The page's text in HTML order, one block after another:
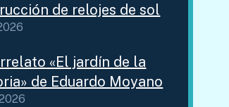
de relojes de sol
«El jardín de la
de Eduardo Moyano